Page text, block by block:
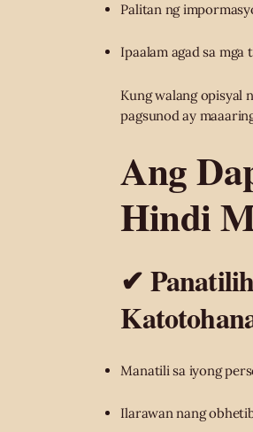
Palitan ng
Ipaalam agad sa mga
Kung walang opisyal
pagsunod ay
Ang
Hindi
✔
Manatili sa iyong
Ilarawan nang